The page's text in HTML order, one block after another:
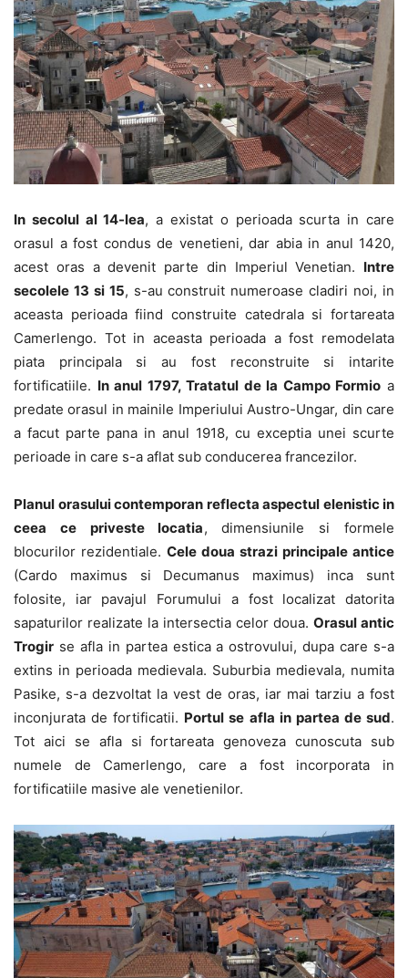
In secolul al 14-lea, a existat o perioada scurta in care
orasul a fost condus de venetieni, dar abia in anul 1420,
acest oras a devenit parte din Imperiul Venetian. Intre
secolele 13 si 15, s-au construit numeroase cladiri noi, in
aceasta perioada fiind construite catedrala si fortareata
Camerlengo. Tot in aceasta perioada a fost remodelata
piata principala si au fost reconstruite si intarite
fortificatiile. In anul 1797, Tratatul de la Campo Formio a
predate orasul in mainile Imperiului Austro-Ungar, din care
a facut parte pana in anul 1918, cu exceptia unei scurte
perioade in care s-a aflat sub conducerea francezilor.
Planul orasului contemporan reflecta aspectul elenistic in
ceea ce priveste locatia, dimensiunile si formele
blocurilor rezidentiale. Cele doua strazi principale antice
(Cardo maximus si Decumanus maximus) inca sunt
folosite, iar pavajul Forumului a fost localizat datorita
sapaturilor realizate la intersectia celor doua. Orasul antic
Trogir se afla in partea estica a ostrovului, dupa care s-a
extins in perioada medievala. Suburbia medievala, numita
Pasike, s-a dezvoltat la vest de oras, iar mai tarziu a fost
inconjurata de fortificatii. Portul se afla in partea de sud.
Tot aici se afla si fortareata genoveza cunoscuta sub
numele de Camerlengo, care a fost incorporata in
fortificatiile masive ale venetienilor.